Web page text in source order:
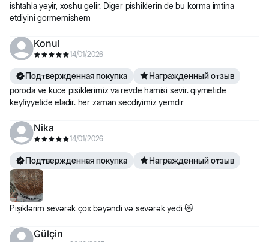
ishtahla yeyir, xoshu gelir. Diger pishiklerin de bu korma imtina
etdiyini gormemishem
Konul
14/01/2026
Подтвержденная покупка
Награжденный отзыв
poroda ve kuce pisiklerimiz va revde hamisi sevir. qiymetide
keyfiyyetide eladir. her zaman secdiyimiz yemdir
Nika
14/01/2026
Подтвержденная покупка Награжденный отзыв
Pişiklərim sevərək çox bəyəndi və sevərək yedi 😻
Gülçin